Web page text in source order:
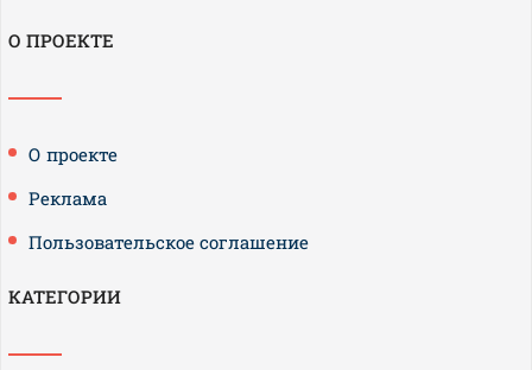
О ПРОЕКТЕ
О проекте
Реклама
Пользовательское соглашение
КАТЕГОРИИ